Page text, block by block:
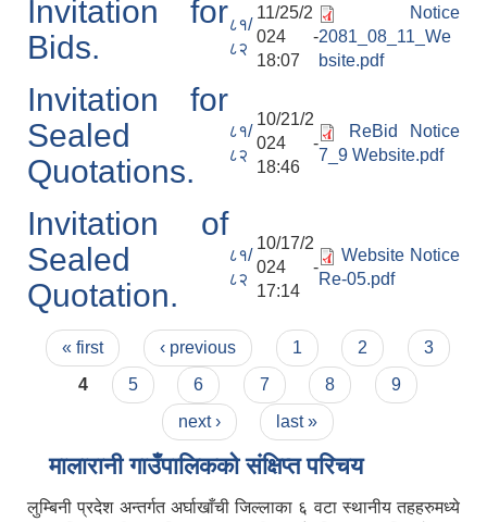
Invitation for
Bids.
८१/
८२
11/25/2
024 -
18:07
Notice
2081_08_11_We
bsite.pdf
Invitation for
Sealed
Quotations.
८१/
८२
10/21/2
024 -
18:46
ReBid Notice
7_9 Website.pdf
Invitation of
Sealed
Quotation.
८१/
८२
10/17/2
024 -
17:14
Website Notice
Re-05.pdf
Pages
« first ‹ previous 1 2
3
4
5 6 7 8
9
next ›
last »
मालारानी गाउँपालिकको संक्षिप्त परिचय
लुम्बिनी प्रदेश अन्तर्गत अर्घाखाँची जिल्लाका ६ वटा स्थानीय तहहरुमध्ये